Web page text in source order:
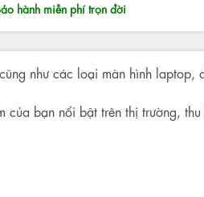
hành miễn phí trọn đời
như các loại màn hình laptop,
bạn nổi bật trên thị trường,